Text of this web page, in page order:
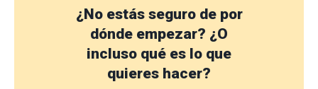
¿No estás seguro de por
dónde empezar? ¿O
incluso qué es lo que
quieres hacer?